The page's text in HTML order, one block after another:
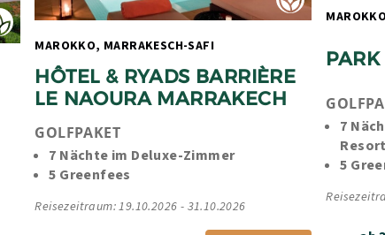
HÔTEL & RYADS BARRIÈRE
LE NAOURA MARRAKECH
GOLFPAKET
7 Nächte im Deluxe-Zimmer
5 Greenfees
Reisezeitraum: 19.10.2026 - 31.10.2026
7
5